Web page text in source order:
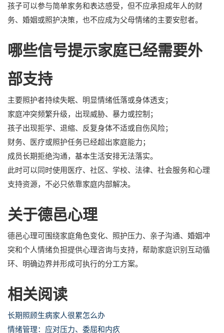
孩子可以参与简单家务和表达感受，但不应承担成年人的财
务、婚姻或照护决策，也不应成为父母情绪的主要安慰者。
哪些信号提示家庭已经需要外
部支持
主要照护者持续失眠、明显情绪低落或身体透支；
家庭冲突频繁升级，出现威胁、暴力或控制；
孩子出现拒学、退缩、反复身体不适或自伤风险；
财务、医疗或照护任务已经超出家庭能力；
成员长期拒绝沟通，基本生活安排无法落实。
此时可以同时使用医疗、社区、学校、法律、社会服务和心理
支持资源，不必只依靠家庭内部解决。
关于德邑心理
德邑心理可围绕家庭角色变化、照护压力、亲子沟通、婚姻冲
突和个人情绪负担提供心理咨询与支持，帮助家庭识别互动循
环、明确边界并形成可执行的分工方案。
相关阅读
长期照顾生病家人很累怎么办
情绪管理：应对压力、委屈和内疚